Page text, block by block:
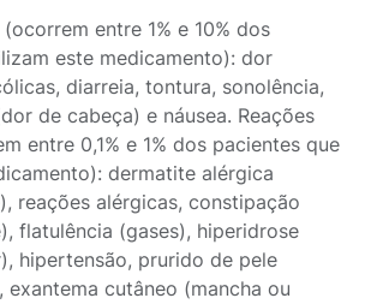
entre 1% e 10% dos
este medicamento): dor
diarreia, tontura, sonolência,
de cabeça) e náusea. Reações
entre 0,1% e 1% dos pacientes que
dermatite alérgica
reações alérgicas, constipação
flatulência (gases), hiperidrose
hipertensão, prurido de pele
exantema cutâneo (mancha ou